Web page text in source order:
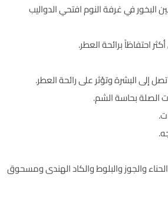
البخور في غرفة النوم افتحي الدواليب
والجوز والبلوط والكاد الهندى ومسحوق